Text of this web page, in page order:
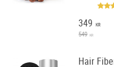
349 KR
549 KR
Hair